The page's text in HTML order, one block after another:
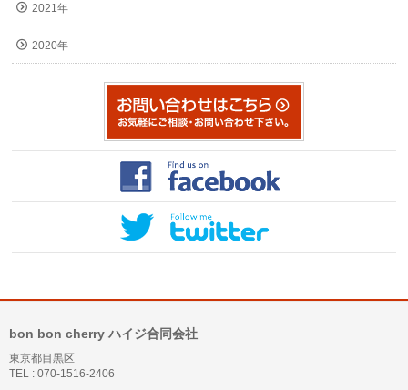
2021年
2020年
bon bon cherry ハイジ合同会社
東京都目黒区
TEL : 070-1516-2406